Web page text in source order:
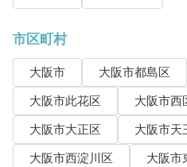
市区町村
大阪市 大阪市都島区
大阪市此花区
大阪市西
大阪市大正区
大阪市天
大阪市西淀川区
大阪市